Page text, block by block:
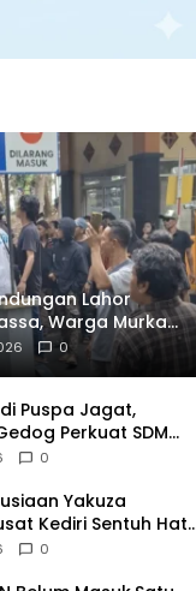
Lahor
Warga Murka
I Dinilai Matikan
0
Puspa Jagat,
Perkuat SDM
Potensi Daerah
0
Yakuza
Kediri Sentuh Hati,
Bersama Lansia di
0